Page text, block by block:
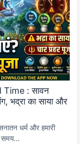
: सावन
भद्रा का साया और
धर्म और हमारी
समय…